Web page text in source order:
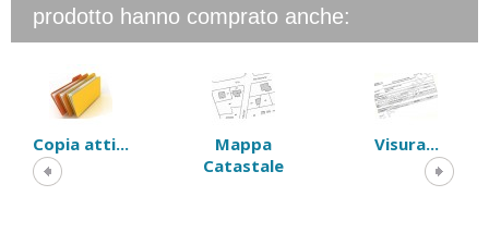
prodotto hanno comprato anche:
Copia atti...
Mappa
Catastale
Visura...